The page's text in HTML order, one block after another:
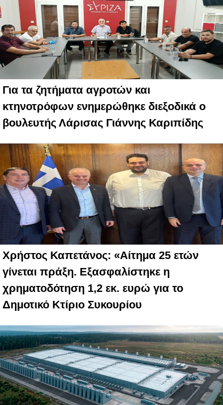
Για τα ζητήματα αγροτών και
κτηνοτρόφων ενημερώθηκε διεξοδικά ο
βουλευτής Λάρισας Γιάννης Καριπίδης
Χρήστος Καπετάνος: «Αίτημα 25 ετών
γίνεται πράξη. Εξασφαλίστηκε η
χρηματοδότηση 1,2 εκ. ευρώ για το
Δημοτικό Κτίριο Συκουρίου